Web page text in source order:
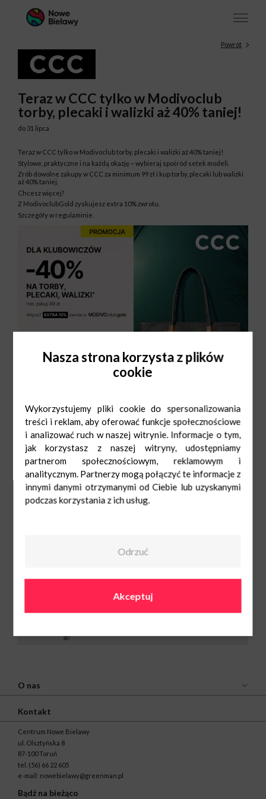
Powrót
Teraz w CCC tylko w Modivoclub
torby, plecaki i walizki aż 40% taniej!
do 31 lipca
Teraz w CCC tylko w Modivoclub torby, plecaki i walizki aż 40% taniej!
Stylowe, praktyczne i na każdą okazję – wybieraj spośród setek modeli.
Zrób dowolne zakupy w CCC za minimum 99 zł i kup torby, plecaki lub walizki
aż 40% taniej.
Chcesz więcej?
Z ModivoclubGold zyskujesz extra 10% zwrotu.
Szczegóły w regulaminie.
O nas
Kontakt
Centrum Nowe Bielawy
ul. Olsztyńska 8
87-100 Toruń
tel. (56) 66 22 605
e-mail: nowebielawy@greenman.pl
Bądź na bieżąco
Nasza strona korzysta z plików
cookie
Wykorzystujemy pliki cookie do spersonalizowania
treści i reklam, aby oferować funkcje społecznościowe
i analizować ruch w naszej witrynie. Informacje o tym,
jak korzystasz z naszej witryny, udostępniamy
partnerom społecznościowym, reklamowym i
analitycznym. Partnerzy mogą połączyć te informacje z
innymi danymi otrzymanymi od Ciebie lub uzyskanymi
podczas korzystania z ich usług.
Odrzuć
Akceptuj